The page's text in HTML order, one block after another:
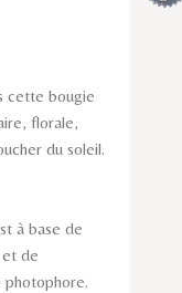
cette bougie
florale,
du soleil.
à base de
et de
photophore.